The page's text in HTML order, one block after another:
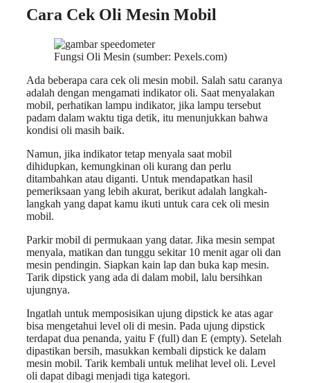
Cara Cek Oli Mesin Mobil
Fungsi Oli Mesin (sumber: Pexels.com)
Ada beberapa cara cek oli mesin mobil. Salah satu caranya
adalah dengan mengamati indikator oli. Saat menyalakan
mobil, perhatikan lampu indikator, jika lampu tersebut
padam dalam waktu tiga detik, itu menunjukkan bahwa
kondisi oli masih baik.
Namun, jika indikator tetap menyala saat mobil
dihidupkan, kemungkinan oli kurang dan perlu
ditambahkan atau diganti. Untuk mendapatkan hasil
pemeriksaan yang lebih akurat, berikut adalah langkah-
langkah yang dapat kamu ikuti untuk cara cek oli mesin
mobil.
Parkir mobil di permukaan yang datar. Jika mesin sempat
menyala, matikan dan tunggu sekitar 10 menit agar oli dan
mesin pendingin. Siapkan kain lap dan buka kap mesin.
Tarik dipstick yang ada di dalam mobil, lalu bersihkan
ujungnya.
Ingatlah untuk memposisikan ujung dipstick ke atas agar
bisa mengetahui level oli di mesin. Pada ujung dipstick
terdapat dua penanda, yaitu F (full) dan E (empty). Setelah
dipastikan bersih, masukkan kembali dipstick ke dalam
mesin mobil. Tarik kembali untuk melihat level oli. Level
oli dapat dibagi menjadi tiga kategori.